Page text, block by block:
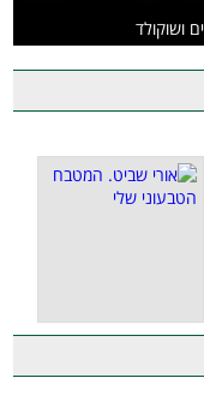
ושוקולד